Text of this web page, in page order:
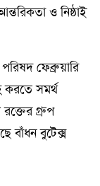
ও নিষ্ঠাই
ফেব্রুয়ারি
করতে সমর্থ
রক্তের গ্রুপ
বাঁধন বুটেক্স